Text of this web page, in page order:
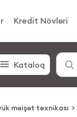
Kredit Növləri
Kataloq
məişət texnikası